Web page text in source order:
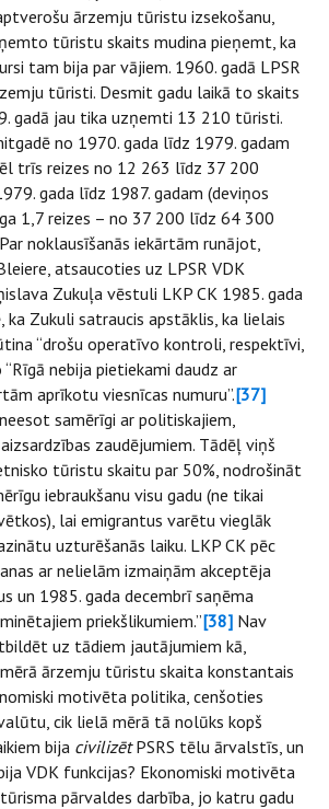
ārzemju tūristu izsekošanu,
tūristu skaits mudina pieņemt, ka
tam bija par vājiem. 1960. gadā LPSR
tūristi. Desmit gadu laikā to skaits
gadā jau tika uzņemti 13 210 tūristi.
no 1970. gada līdz 1979. gadam
trīs reizes no 12 263 līdz 37 200
gada līdz 1987. gadam (deviņos
1,7 reizes – no 37 200 līdz 64 300
noklausīšanās iekārtām runājot,
atsaucoties uz LPSR VDK
Zukuļa vēstuli LKP CK 1985. gada
ka Zukuli satraucis apstāklis, ka lielais
“drošu operatīvo kontroli, respektīvi,
“Rīgā nebija pietiekami daudz ar
aprīkotu viesnīcas numuru”.[37]
samērīgi ar politiskajiem,
zaudējumiem. Tādēļ viņš
tūristu skaitu par 50%, nodrošināt
iebraukšanu visu gadu (ne tikai
lai emigrantus varētu vieglāk
uzturēšanās laiku. LKP CK pēc
ar nelielām izmaiņām akceptēja
un 1985. gada decembrī saņēma
priekšlikumiem.”[38] Nav
uz tādiem jautājumiem kā,
ārzemju tūristu skaita konstantais
motivēta politika, cenšoties
cik lielā mērā tā nolūks kopš
bija civilizētPSRS tēlu ārvalstīs, un
VDK funkcijas? Ekonomiski motivēta
pārvaldes darbība, jo katru gadu